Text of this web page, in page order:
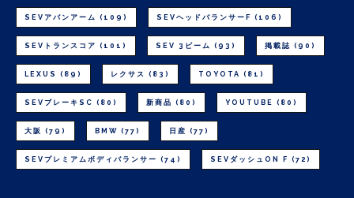
SEVアバンアーム (109) SEVヘッドバランサーF (106)
SEVトランスコア (101) SEV 3ビーム (93) 掲載誌 (90)
LEXUS (89) レクサス (83) TOYOTA (81)
SEVブレーキSC (80) 新商品 (80) YOUTUBE (80)
大阪 (79) BMW (77) 日産 (77)
SEVプレミアムボディバランサー (74) SEVダッシュON F (72)